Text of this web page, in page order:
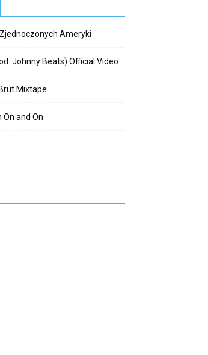
Ameryki
Johnny Beats) Official Video
Mixtape
On and On